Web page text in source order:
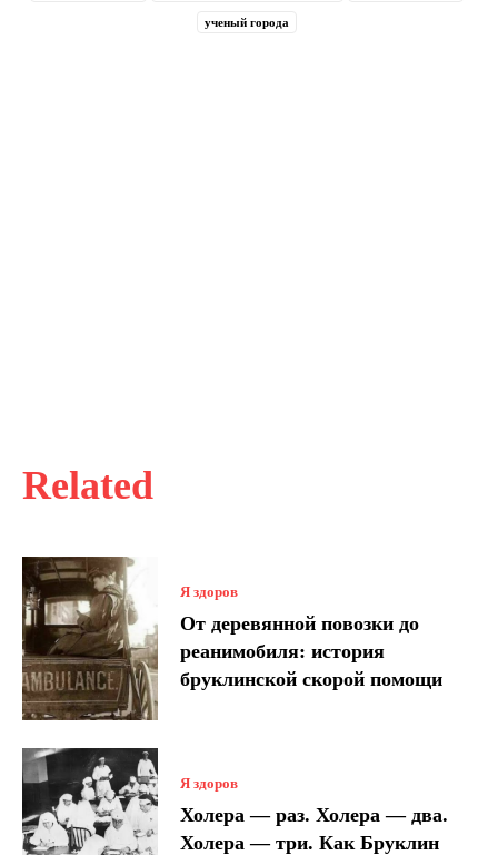
Related
Я здоров
От деревянной повозки до
реанимобиля: история
бруклинской скорой помощи
Я здоров
Холера — раз. Холера — два.
Холера — три. Как Бруклин
ученый города